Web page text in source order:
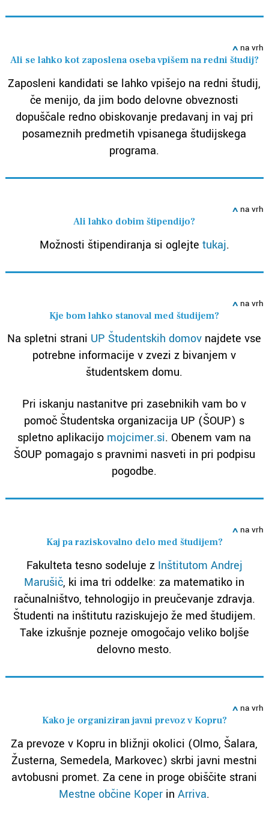
na vrh
Ali se lahko kot zaposlena oseba vpišem na redni študij?
Zaposleni kandidati se lahko vpišejo na redni študij,
če menijo, da jim bodo delovne obveznosti
dopuščale redno obiskovanje predavanj in vaj pri
posameznih predmetih vpisanega študijskega
programa.
na vrh
Ali lahko dobim štipendijo?
Možnosti štipendiranja si oglejte tukaj.
na vrh
Kje bom lahko stanoval med študijem?
Na spletni strani UP Študentskih domov najdete vse
potrebne informacije v zvezi z bivanjem v
študentskem domu.
Pri iskanju nastanitve pri zasebnikih vam bo v
pomoč Študentska organizacija UP (ŠOUP) s
spletno aplikacijo mojcimer.si. Obenem vam na
ŠOUP pomagajo s pravnimi nasveti in pri podpisu
pogodbe.
na vrh
Kaj pa raziskovalno delo med študijem?
Fakulteta tesno sodeluje z Inštitutom Andrej
Marušič, ki ima tri oddelke: za matematiko in
računalništvo, tehnologijo in preučevanje zdravja.
Študenti na inštitutu raziskujejo že med študijem.
Take izkušnje pozneje omogočajo veliko boljše
delovno mesto.
na vrh
Kako je organiziran javni prevoz v Kopru?
Za prevoze v Kopru in bližnji okolici (Olmo, Šalara,
Žusterna, Semedela, Markovec) skrbi javni mestni
avtobusni promet. Za cene in proge obiščite strani
Mestne občine Koper inArriva.